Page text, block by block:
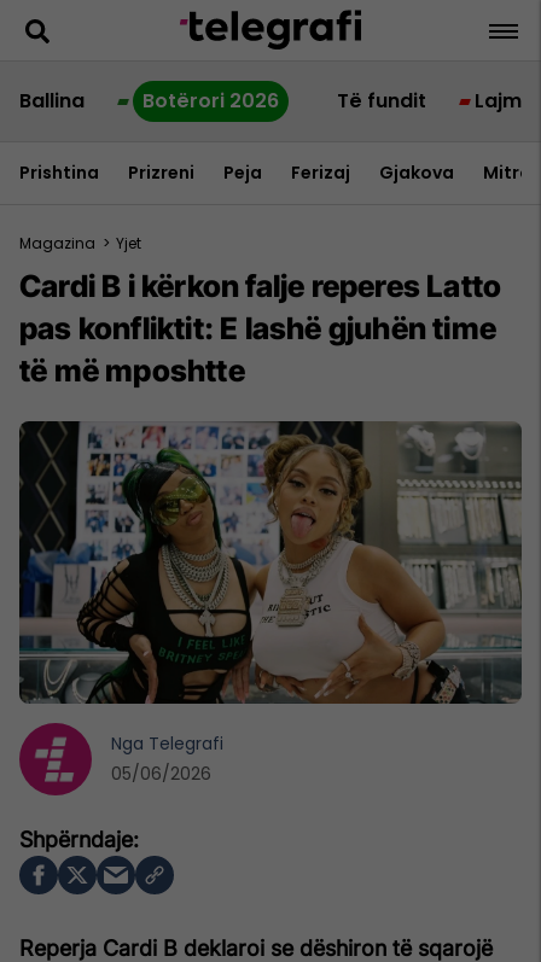
Ballina Botërori 2026 Të fundit Lajme
Prishtina Prizreni Peja Ferizaj Gjakova
Magazina > Yjet
Cardi B i kërkon falje reperes Latto
pas konfliktit: E lashë gjuhën time
të më mposhtte
Reperja Cardi B deklaroi se dëshiron të sqarojë
Nga Telegrafi
05/06/2026